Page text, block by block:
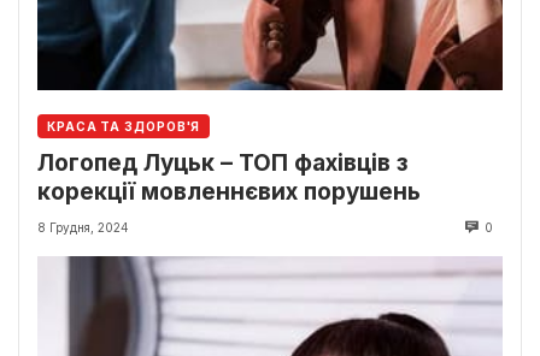
КРАСА ТА ЗДОРОВ'Я
Логопед Луцьк – ТОП фахівців з
корекції мовленнєвих порушень
8 Грудня, 2024 0